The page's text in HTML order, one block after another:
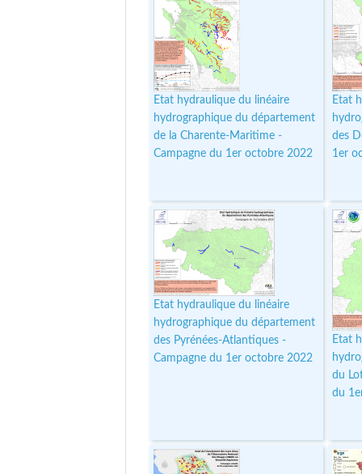
Etat hydraulique du linéaire
hydrographique du département
de la Charente-Maritime -
Campagne du 1er octobre 2022
Etat
des
1er
Etat hydraulique du linéaire
hydrographique du département
des Pyrénées-Atlantiques -
Campagne du 1er octobre 2022
Etat
du
du